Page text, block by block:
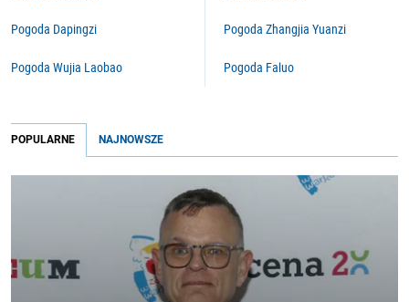
Pogoda Dapingzi
Pogoda Wujia Laobao
Pogoda Zhangjia Yuanzi
Pogoda Faluo
POPULARNE NAJNOWSZE